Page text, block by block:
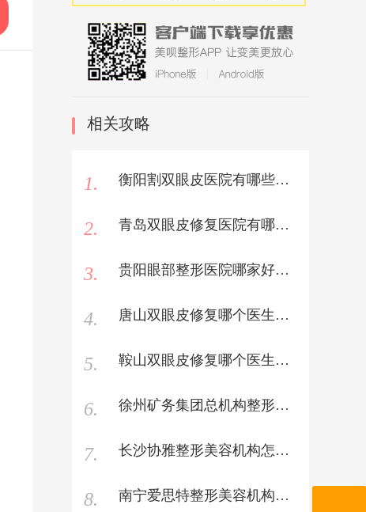
相关攻略
1. 衡阳割双眼皮医院有哪些医院好？
2. 青岛双眼皮修复医院有哪些医院好？
3. 贵阳眼部整形医院哪家好？贵阳眼部整形医院哪里好推荐
4. 唐山双眼皮修复哪个医生好？唐山双眼皮修复手术专家哪里好名单推荐
5. 鞍山双眼皮修复哪个医生好？鞍山双眼皮修复手术专家哪里好名单推荐
6. 徐州矿务集团总机构整形美容机构怎么样？2021徐州矿务集团总机构双眼皮价格表
7. 长沙协雅整形美容机构怎么样？2021长沙协雅双眼皮价格表
8. 南宁爱思特整形美容机构怎么样？2021南宁爱思特双眼皮价格表